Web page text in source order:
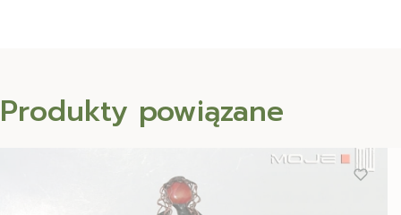
Produkty powiązane